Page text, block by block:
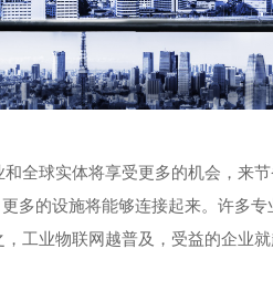
全球实体将享受更多的机会，来
多的设施将能够连接起来。许多
工业物联网越普及，受益的企业就